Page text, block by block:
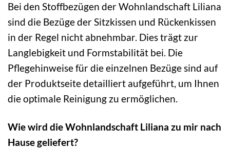
Bei den Stoffbezügen der Wohnlandschaft Liliana
sind die Bezüge der Sitzkissen und Rückenkissen
in der Regel nicht abnehmbar. Dies trägt zur
Langlebigkeit und Formstabilität bei. Die
Pflegehinweise für die einzelnen Bezüge sind auf
der Produktseite detailliert aufgeführt, um Ihnen
die optimale Reinigung zu ermöglichen.
Wie wird die Wohnlandschaft Liliana zu mir nach
Hause geliefert?